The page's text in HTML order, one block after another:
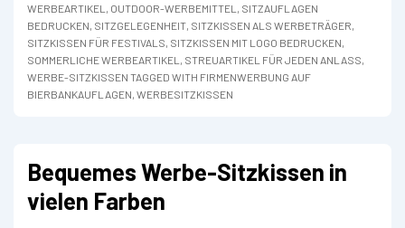
WERBEARTIKEL
OUTDOOR-WERBEMITTEL
SITZAUFLAGEN
BEDRUCKEN SITZGELEGENHEIT SITZKISSEN ALS WERBETRÄGER
SITZKISSEN FÜR FESTIVALS SITZKISSEN MIT LOGO BEDRUCKEN
SOMMERLICHE WERBEARTIKEL
STREUARTIKEL FÜR JEDEN ANLASS
WERBE-SITZKISSEN TAGGED WITH FIRMENWERBUNG AUF
BIERBANKAUFLAGEN WERBESITZKISSEN
Bequemes Werbe-Sitzkissen in
vielen Farben